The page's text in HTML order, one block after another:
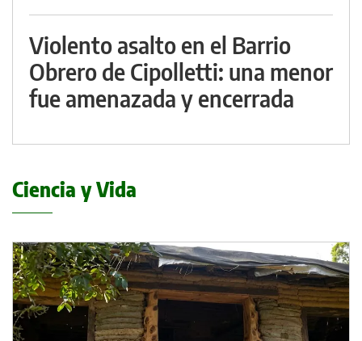
Violento asalto en el Barrio
Obrero de Cipolletti: una menor
fue amenazada y encerrada
Ciencia y Vida